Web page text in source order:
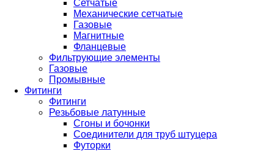
Сетчатые
Механические сетчатые
Газовые
Магнитные
Фланцевые
Фильтрующие элементы
Газовые
Промывные
Фитинги
Фитинги
Резьбовые латунные
Сгоны и бочонки
Соединители для труб штуцера
Футорки